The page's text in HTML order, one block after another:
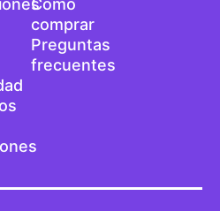
comprar
Preguntas
frecuentes